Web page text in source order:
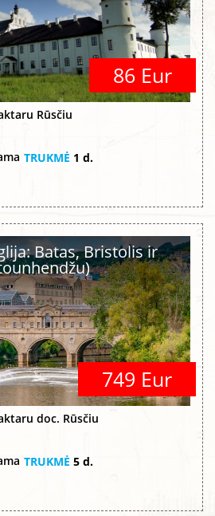
86 Eur
Rūsčiu
TRUKMĖ 1 d.
Batas, Bristolis ir
749 Eur
doc. Rūsčiu
TRUKMĖ 5 d.